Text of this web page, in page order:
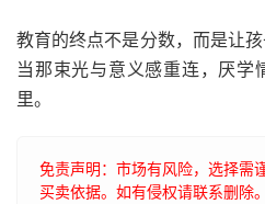
教育的终点不是分数，而是让
当那束光与意义感重连，厌学
里。
免责声明：市场有风险，选择需
买卖依据。如有侵权请联系删除。